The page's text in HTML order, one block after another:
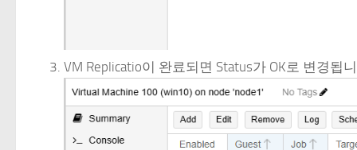
VM Replicatio이 완료되면 Status가 OK로 변경됩